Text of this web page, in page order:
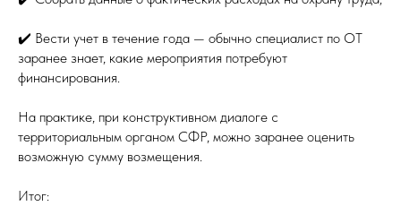
✔️ Вести учет в течение года — обычно специалист по ОТ
заранее знает, какие мероприятия потребуют
финансирования.
На практике, при конструктивном диалоге с
территориальным органом СФР, можно заранее оценить
возможную сумму возмещения.
Итог: